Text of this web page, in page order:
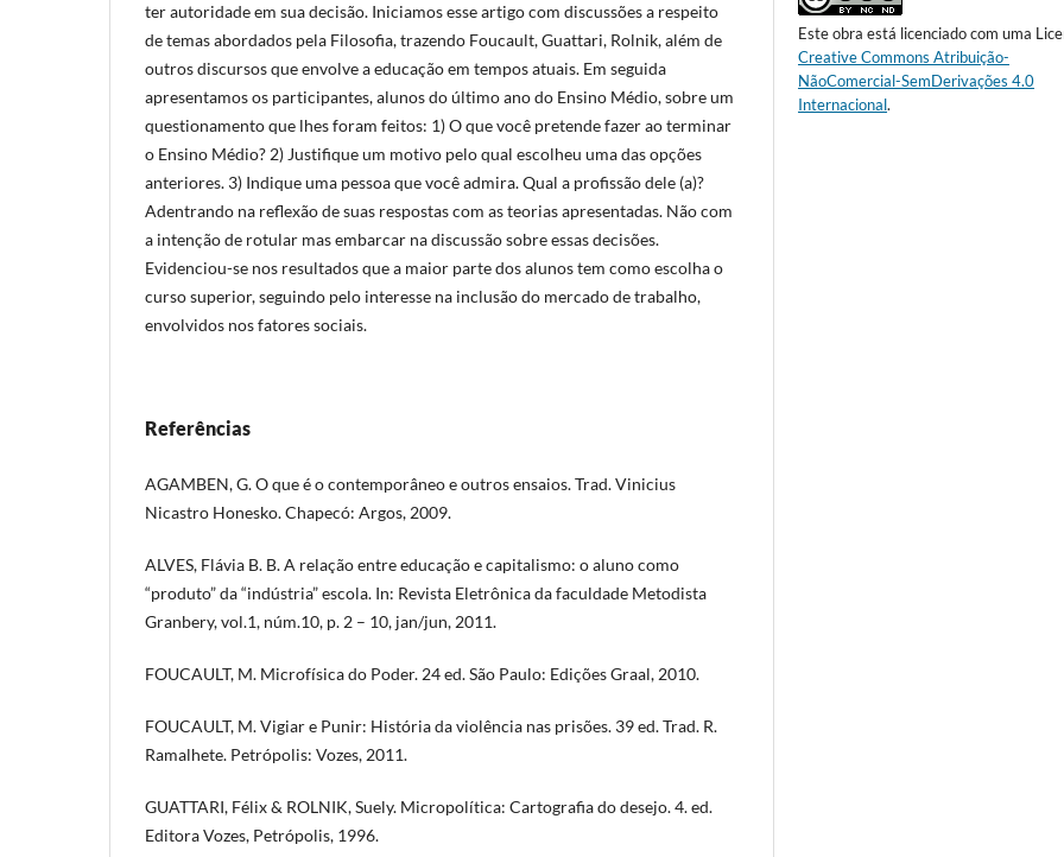
ter autoridade em sua decisão. Iniciamos esse artigo com discussões a respeito
de temas abordados pela Filosofia, trazendo Foucault, Guattari, Rolnik, além de
outros discursos que envolve a educação em tempos atuais. Em seguida
apresentamos os participantes, alunos do último ano do Ensino Médio, sobre um
questionamento que lhes foram feitos: 1) O que você pretende fazer ao terminar
o Ensino Médio? 2) Justifique um motivo pelo qual escolheu uma das opções
anteriores. 3) Indique uma pessoa que você admira. Qual a profissão dele (a)?
Adentrando na reflexão de suas respostas com as teorias apresentadas. Não com
a intenção de rotular mas embarcar na discussão sobre essas decisões.
Evidenciou-se nos resultados que a maior parte dos alunos tem como escolha o
curso superior, seguindo pelo interesse na inclusão do mercado de trabalho,
envolvidos nos fatores sociais.
Referências
AGAMBEN, G. O que é o contemporâneo e outros ensaios. Trad. Vinicius
Nicastro Honesko. Chapecó: Argos, 2009.
ALVES, Flávia B. B. A relação entre educação e capitalismo: o aluno como
“produto” da “indústria” escola. In: Revista Eletrônica da faculdade Metodista
Granbery, vol.1, núm.10, p. 2 – 10, jan/jun, 2011.
FOUCAULT, M. Microfísica do Poder. 24 ed. São Paulo: Edições Graal, 2010.
FOUCAULT, M. Vigiar e Punir: História da violência nas prisões. 39 ed. Trad. R.
Ramalhete. Petrópolis: Vozes, 2011.
GUATTARI, Félix & ROLNIK, Suely. Micropolítica: Cartografia do desejo. 4. ed.
Editora Vozes, Petrópolis, 1996.
Este obra está licenciado com uma
Creative Commons Atribuição-
NãoComercial-SemDerivações 4.0
Internacional.